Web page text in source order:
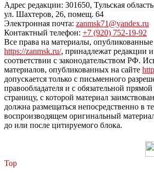
Адрес редакции: 301650, Тульская
ул. Шахтеров, 26, помещ. 64
Электронная почта: zanmsk71@yandex.ru
Контактный телефон: +7 (920) 752-19-92
Все права на материалы, опубликованные
https://zanmsk.ru/, принадлежат редакции
соответствии с законодательством РФ.
материалов, опубликованных на сайте
допускается только с письменного
правообладателя и с обязательной
страницу, с которой материал
должна размещаться непосредственно в
воспроизводящем оригинальный
до или после цитируемого блока.
Top